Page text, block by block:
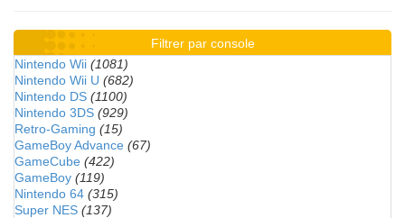
Filtrer par console
Nintendo Wii (1081)
Nintendo Wii U (682)
Nintendo DS (1100)
Nintendo 3DS (929)
Retro-Gaming (15)
GameBoy Advance (67)
GameCube (422)
GameBoy (119)
Nintendo 64 (315)
Super NES (137)